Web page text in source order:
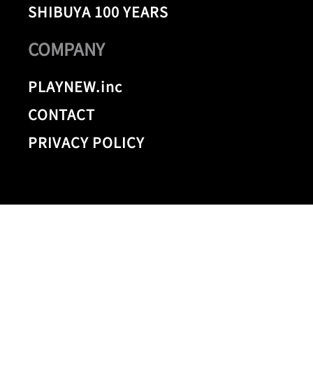
SHIBUYA 100 YEARS
COMPANY
PLAYNEW.inc
CONTACT
PRIVACY POLICY